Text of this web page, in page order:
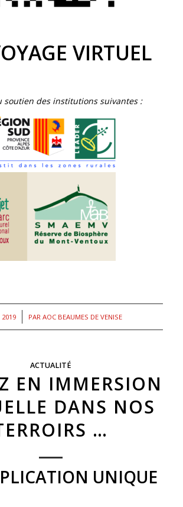
VIRTUEL
soutien des institutions suivantes :
2019 PAR AOC BEAUMES DE VENISE
ACTUALITÉ
EN IMMERSION
DANS NOS
…
UNIQUE